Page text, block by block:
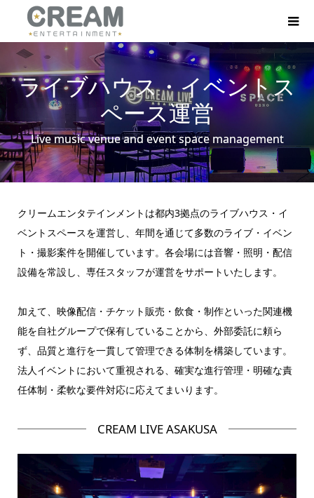
ライブハウス・イベントス
ペース運営
Live music venue and event space management
クリームエンタテインメントは都内3拠点のライブハウス・イ
ベントスペースを運営し、年間を通じて多数のライブ・イベン
ト・撮影案件を開催しています。各会場には音響・照明・配信
設備を常設し、専任スタッフが運営をサポートいたします。
加えて、映像配信・チケット販売・飲食・制作といった関連機
能を自社グループで保有していることから、外部委託に頼ら
ず、品質と進行を一貫して管理できる体制を構築しています。
法人イベントにおいて重視される、確実な進行管理・明確な責
任体制・柔軟な要件対応に応えてまいります。
CREAM LIVE ASAKUSA